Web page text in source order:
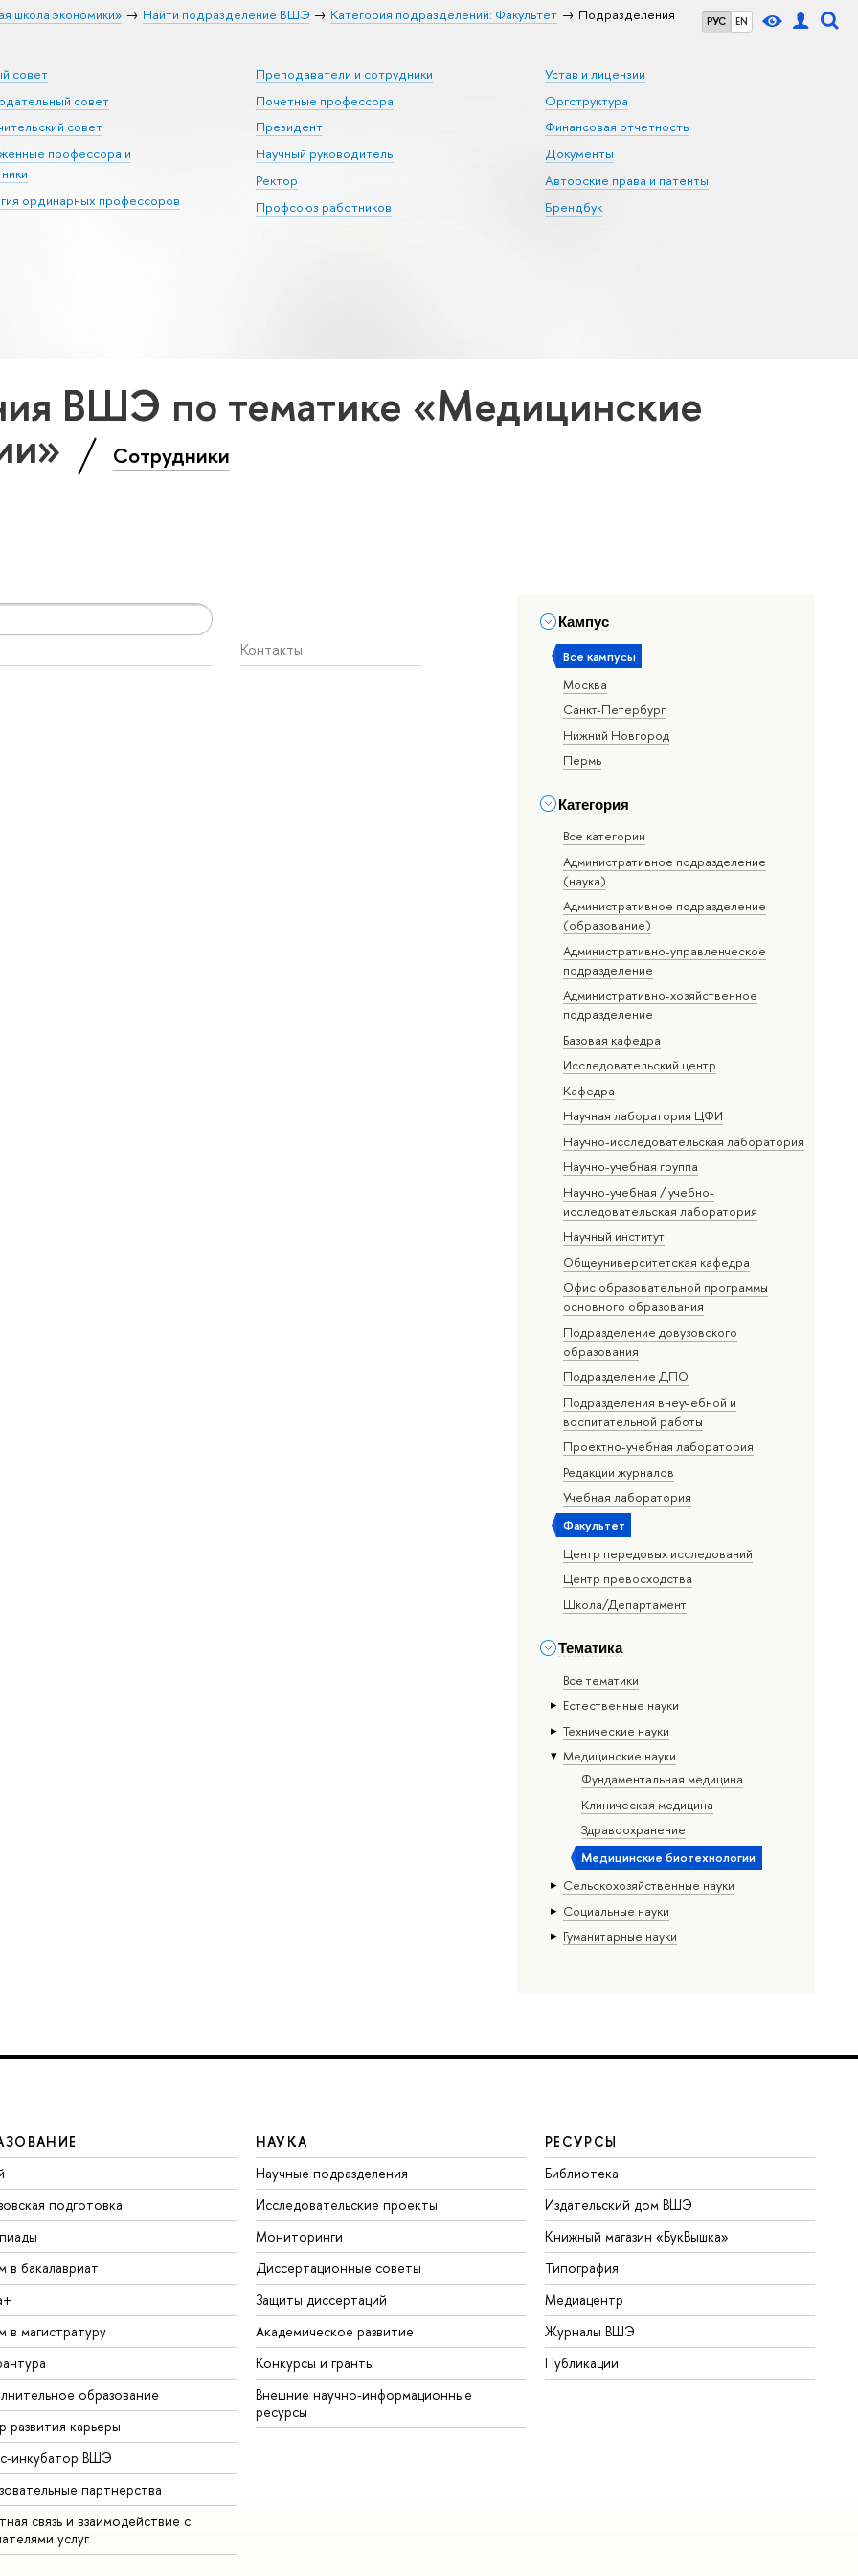
РУС EN
школа экономики» Найти подразделение ВШЭ Категория подразделений: Факультет
Подразделения
совет
совет
совет
профессора и
ординарных профессоров
Преподаватели и сотрудники
Почетные профессора
Президент
Научный руководитель
Ректор
Профсоюз работников
Устав и лицензии
Оргструктура
Финансовая отчетность
Документы
Авторские права и патенты
Брендбук
ВШЭ по тематике «Медицинские
Сотрудники
Кампус
Все кампусы
Москва
Санкт-Петербург
Нижний Новгород
Пермь
Категория
Все категории
Административное подразделение
(наука)
Административное подразделение
(образование)
Административно-управленческое
подразделение
Административно-хозяйственное
подразделение
Базовая кафедра
Исследовательский центр
Кафедра
Научная лаборатория ЦФИ
Научно-исследовательская лаборатория
Научно-учебная группа
Научно-учебная / учебно-
исследовательская лаборатория
Научный институт
Общеуниверситетская кафедра
Офис образовательной программы
основного образования
Подразделение довузовского
образования
Подразделение ДПО
Подразделения внеучебной и
воспитательной работы
Проектно-учебная лаборатория
Редакции журналов
Учебная лаборатория
Факультет
Центр передовых исследований
Центр превосходства
Школа/Департамент
Тематика
Все тематики
Естественные науки
Тех­ничес­кие науки
Медицинские науки
Фундаментальная медицина
Клиническая медицина
Здравоохранение
Медицинские биотехнологии
Сельскохозяйственные науки
Социальные науки
Гуманитарные науки
Контакты
подготовка
в бакалавриат
в магистратуру
образование
развития карьеры
инкубатор ВШЭ
партнерства
связь и взаимодействие с
услуг
НАУКА
Научные подразделения
Исследовательские проекты
Мониторинги
Диссертационные советы
Защиты диссертаций
Академическое развитие
Конкурсы и гранты
Внешние научно-информационные
ресурсы
РЕСУРСЫ
Библиотека
Издательский дом ВШЭ
Книжный магазин «БукВышка»
Типография
Медиацентр
Журналы ВШЭ
Публикации